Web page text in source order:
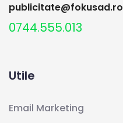
publicitate@fokusad.ro
0744.555.013
Utile
Email Marketing